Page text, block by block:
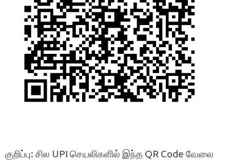
குறிப்பு: சில UPI செயலிகளில் இந்த QR Code வேலை